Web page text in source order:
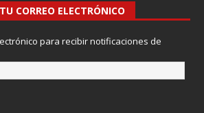
CORREO ELECTRÓNICO
para recibir notificaciones de